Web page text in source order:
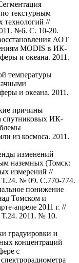
текстурным
технологий //
№6. С. 10-20.
АОТ
MODIS в ИК-
и океана. 2011.
температуры
и океана. 2011.
причины
спутниковых ИК-
из космоса. 2011.
изменений
наземных (Томск:
измерений //
Т.24. № 09. С.770-774.
понижение
Томском и
апреле 2011 г. //
2011. № 10.
градуировки и
концентраций
с